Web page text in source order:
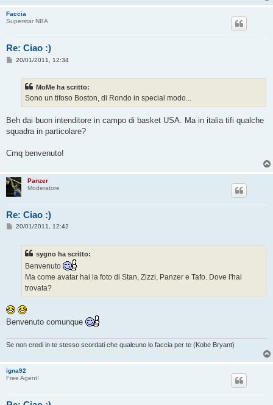
Faccia
Superstar NBA
Re: Ciao :)
M
o
20/01/2011, 12:34
MoMe ha scritto:
Sono un tifoso Boston, di Rondo in special modo...
Beh dai buon intenditore in campo di basket USA. Ma in italia tifi qualche
squadra in particolare?
Cmq benvenuto!
Panzer
Moderatore
Re: Ciao :)
M20/01/2011, 12:42
sygno ha scritto:
Benvenuto
Ma come avatar hai la foto di Stan, Zizzi, Panzer e Tafo. Dove l'hai
trovata?
Benvenuto comunque
Se non credi in te stesso scordati che qualcuno lo faccia per te (Kobe Bryant)
igna92
Free Agent!